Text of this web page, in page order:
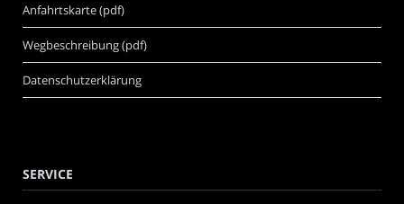
Anfahrtskarte (pdf)
Wegbeschreibung (pdf)
Datenschutzerklärung
SERVICE